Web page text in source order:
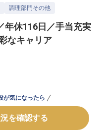
調理部門その他
年休116日／手当充実
なキャリア
が気になったら
を確認する